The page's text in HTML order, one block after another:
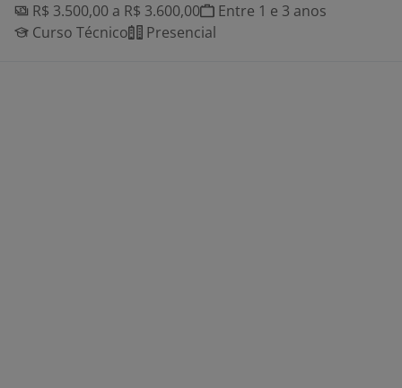
R$ 3.500,00 a R$ 3.600,00
Entre 1 e 3 anos
Curso Técnico
Presencial